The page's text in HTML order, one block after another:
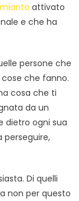
attivato
e che ha
persone che
che fanno.
cosa che ti
da un
dietro ogni sua
perseguire,
Di quelli
non per questo